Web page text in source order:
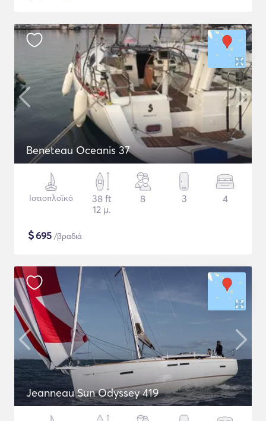
Beneteau Oceanis 37
Ιστιοπλοϊκό
38 ft
12 μ.
8 3 4
$695 /βραδιά
Jeanneau Sun Odyssey 419